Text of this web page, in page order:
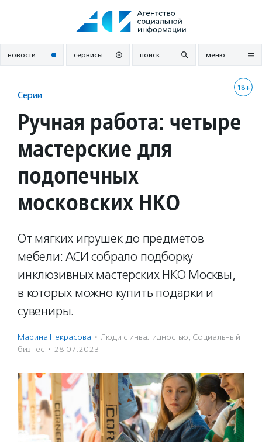
новости сервисы поиск меню
18+
Серии
Ручная работа: четыре
мастерские для
подопечных
московских НКО
От мягких игрушек до предметов
мебели: АСИ собрало подборку
инклюзивных мастерских НКО Москвы,
в которых можно купить подарки и
сувениры.
Марина Некрасова · Люди с инвалидностью, Социальный
бизнес · 28.07.2023